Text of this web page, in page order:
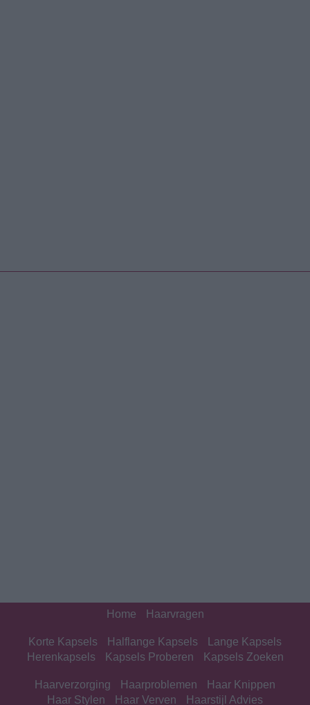
Home Haarvragen
Korte Kapsels Halflange Kapsels
Lange Kapsels
Herenkapsels
Kapsels Proberen Kapsels Zoeken
Haarverzorging Haarproblemen
Haar Knippen
Haar Stylen
Haar Verven Haarstijl Advies